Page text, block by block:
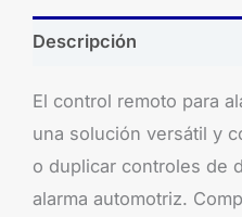
Descripción
El control remoto para
una solución versátil y
o duplicar controles de
alarma automotriz.